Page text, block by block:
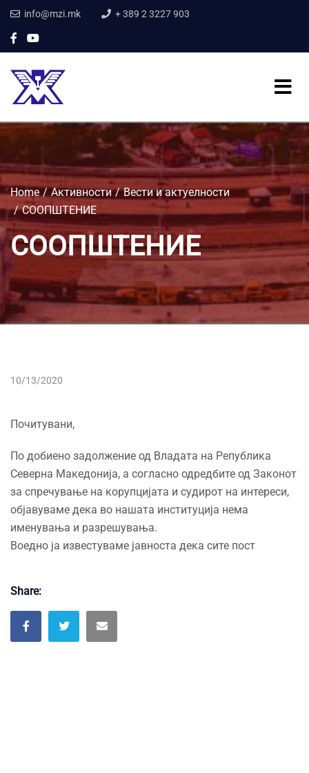
info@mzi.mk + 389 2 3227 903
Home Активности
Вести и актуелности
СООПШТЕНИЕ
СООПШТЕНИЕ
10/13/2020
Почитувани,
По добиено задолжение од Владата на Република
Северна Македонија, а согласно одредбите од Законот
за спречување на корупцијата и судирот на интереси,
објавуваме дека во нашата институција нема
именувања и разрешувања.
Воедно ја известуваме јавноста дека сите пост
Share: